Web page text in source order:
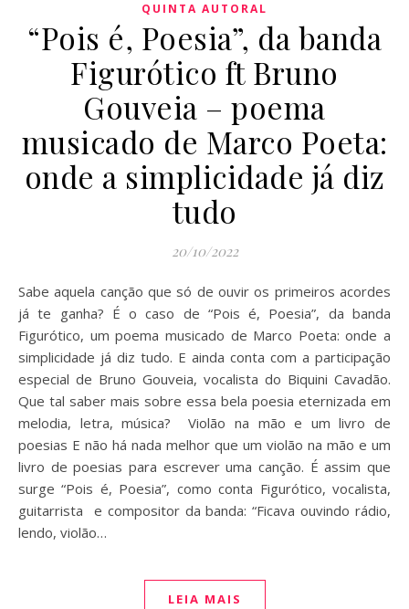
QUINTA AUTORAL
“Pois é, Poesia”, da banda
Figurótico ft Bruno
Gouveia – poema
musicado de Marco Poeta:
onde a simplicidade já diz
tudo
20/10/2022
Sabe aquela canção que só de ouvir os primeiros acordes
já te ganha? É o caso de “Pois é, Poesia”, da banda
Figurótico, um poema musicado de Marco Poeta: onde a
simplicidade já diz tudo. E ainda conta com a participação
especial de Bruno Gouveia, vocalista do Biquini Cavadão.
Que tal saber mais sobre essa bela poesia eternizada em
melodia, letra, música? Violão na mão e um livro de
poesias E não há nada melhor que um violão na mão e um
livro de poesias para escrever uma canção. É assim que
surge “Pois é, Poesia”, como conta Figurótico, vocalista,
guitarrista e compositor da banda: “Ficava ouvindo rádio,
lendo, violão…
LEIA MAIS